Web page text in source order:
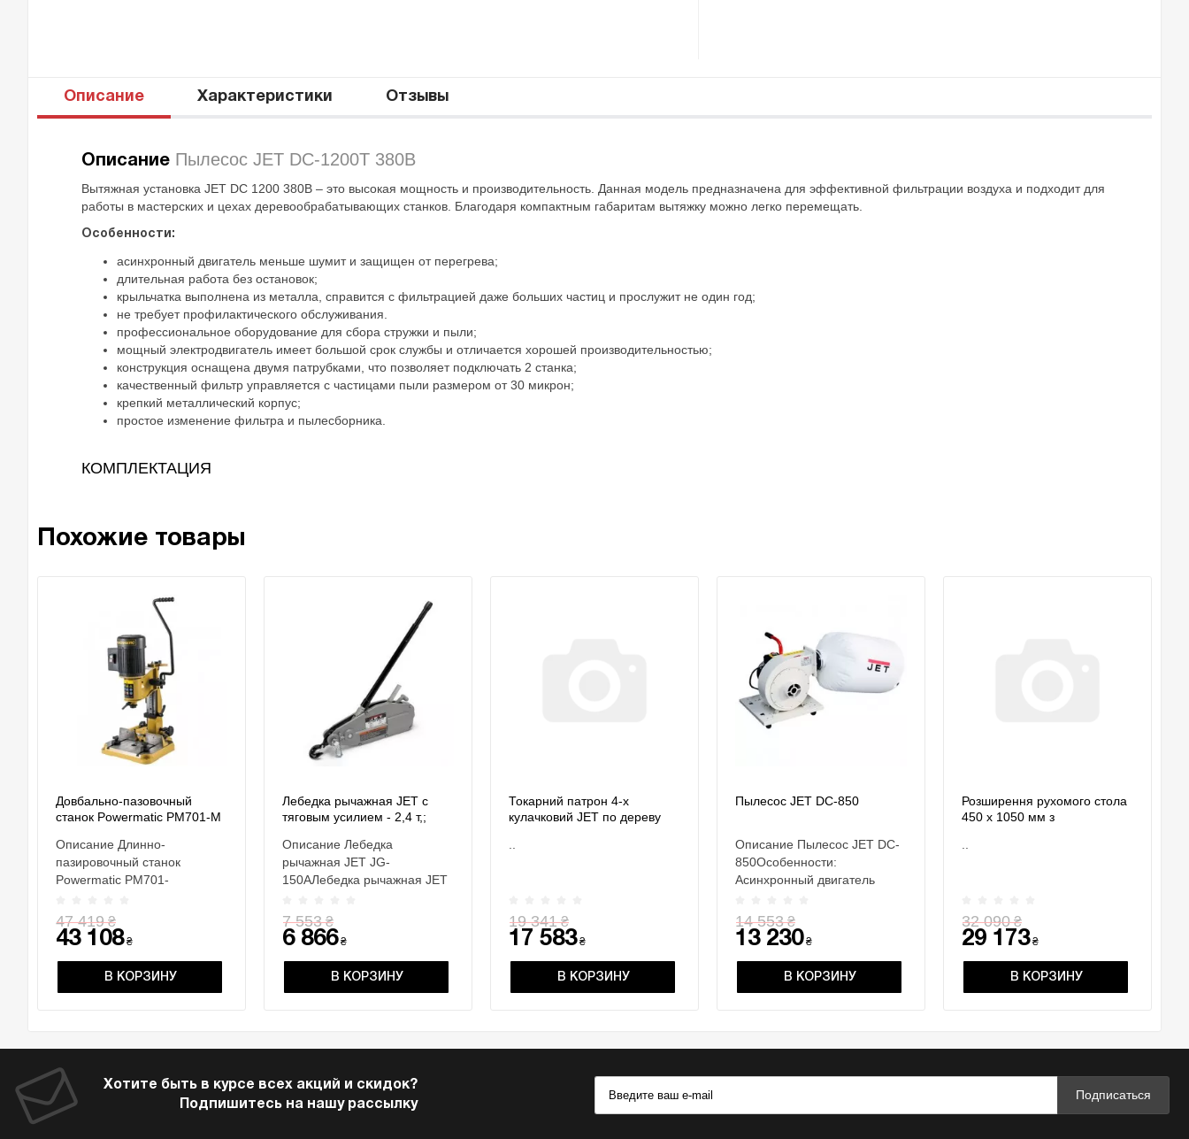
Описание Характеристики Отзывы
Описание Пылесос JET DC-1200T 380В
Вытяжная установка JET DC 1200 380В – это высокая мощность и производительность. Данная модель предназначена для эффективной фильтрации воздуха и подходит для
работы в мастерских и цехах деревообрабатывающих станков. Благодаря компактным габаритам вытяжку можно легко перемещать.
Особенности:
асинхронный двигатель меньше шумит и защищен от перегрева;
длительная работа без остановок;
крыльчатка выполнена из металла, справится с фильтрацией даже больших частиц и прослужит не один год;
не требует профилактического обслуживания.
профессиональное оборудование для сбора стружки и пыли;
мощный электродвигатель имеет большой срок службы и отличается хорошей производительностью;
конструкция оснащена двумя патрубками, что позволяет подключать 2 станка;
качественный фильтр управляется с частицами пыли размером от 30 микрон;
крепкий металлический корпус;
простое изменение фильтра и пылесборника.
КОМПЛЕКТАЦИЯ
Похожие товары
Довбально-пазовочный
станок Powermatic PM701-M
Описание Длинно-
пазировочный станок
Powermatic PM701-
Рельсовый механизм подачи
с газовы..
47 419₴
43 108₴
В КОРЗИНУ
Лебедка рычажная JET с
тяговым усилием - 2,4 т,;
разм.- 545х 260х 90мм
Описание Лебедка
рычажная JET JG-
150AЛебедка рычажная JET
очень мощное приспос..
7 553₴
6 866₴
В КОРЗИНУ
Токарний патрон 4-х
кулачковий JET по дереву
(комплект)
19 341₴
17 583₴
В КОРЗИНУ
Пылесос JET DC-850
Описание Пылесос JET DC-
850Особенности:
Асинхронный двигатель
элемент, соедин..
14 553₴
13 230₴
В КОРЗИНУ
Розширення рухомого стола
450 х 1050 мм з
2600
32 090₴
29 173₴
В КОРЗИНУ
Хотите быть в курсе всех акций и скидок?
Подпишитесь на нашу рассылку
Подписаться